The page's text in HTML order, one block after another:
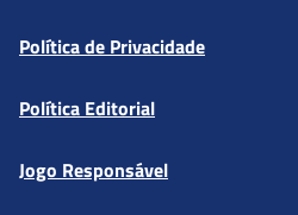
Política de Privacidade
Política Editorial
Jogo Responsável